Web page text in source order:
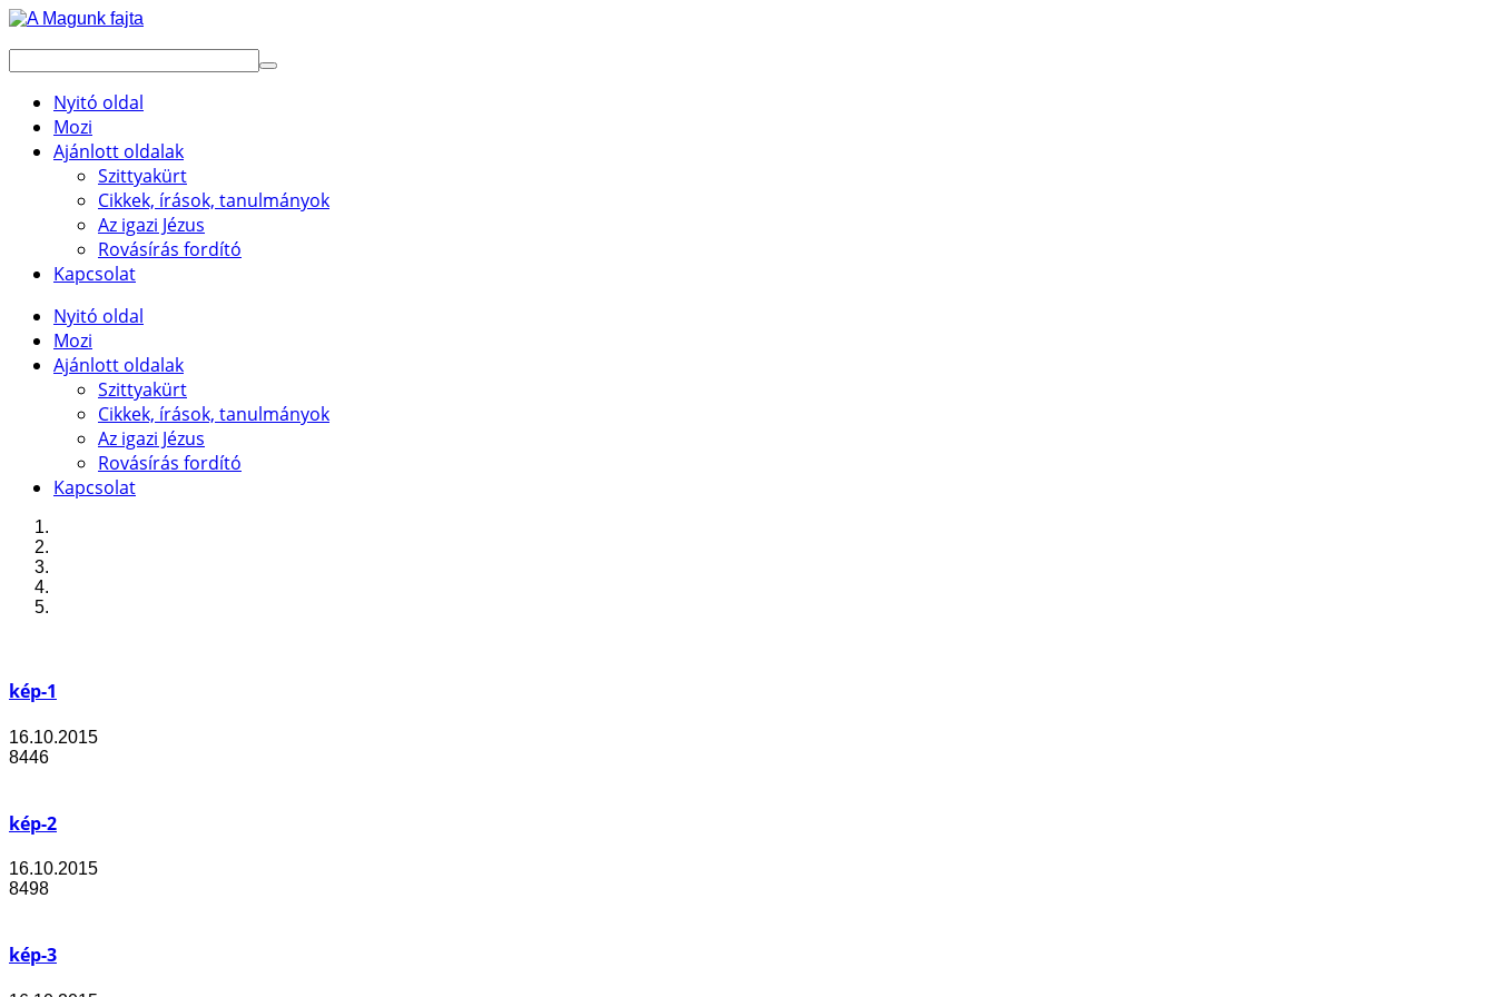
Nyitó oldal
Mozi
Ajánlott oldalak
Szittyakürt
Cikkek, írások, tanulmányok
Az igazi Jézus
Rovásírás fordító
Kapcsolat
Nyitó oldal
Mozi
Ajánlott oldalak
Szittyakürt
Cikkek, írások, tanulmányok
Az igazi Jézus
Rovásírás fordító
Kapcsolat
kép-1
16.10.2015
8446
kép-2
16.10.2015
8498
kép-3